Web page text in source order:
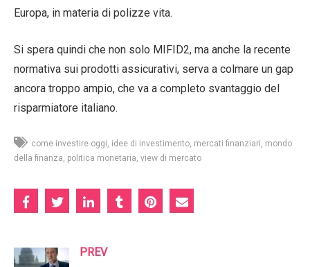
Europa, in materia di polizze vita.
Si spera quindi che non solo MIFID2, ma anche la recente
normativa sui prodotti assicurativi, serva a colmare un gap
ancora troppo ampio, che va a completo svantaggio del
risparmiatore italiano.
come investire oggi idee di investimento mercati finanziari mondo
della finanza politica monetaria view di mercato
PREV